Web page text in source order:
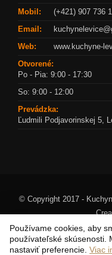
Mobil:
(+421) 907 736
Email:
Web:
www.kuchyne-
Otvorené:
Po - Pia: 9:00 - 17:30
So: 9:00 - 12:00
Prevádzka:
Ľudmili Podjavorinskej 5,
© Copyright 2017 -
Používame cookies, aby
používateľské skúsenosti.
nastaviť preferencie. Viac